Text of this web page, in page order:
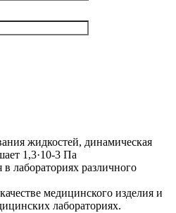
жидкостей, динамическая
1,3·10-3 Па
лабораториях различного
медицинского изделия и
лабораториях.